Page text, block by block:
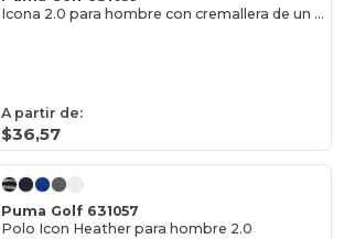
Icona 2.0 para hombre con cremallera de un cuarto
A partir de:
$36,57
Puma Golf 631057
Polo Icon Heather para hombre 2.0